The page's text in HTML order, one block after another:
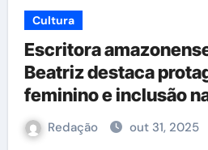
Cultura
Escritora
Beatriz destaca
feminino e inclusão
durante a Feira de
Redação out 31, 2025